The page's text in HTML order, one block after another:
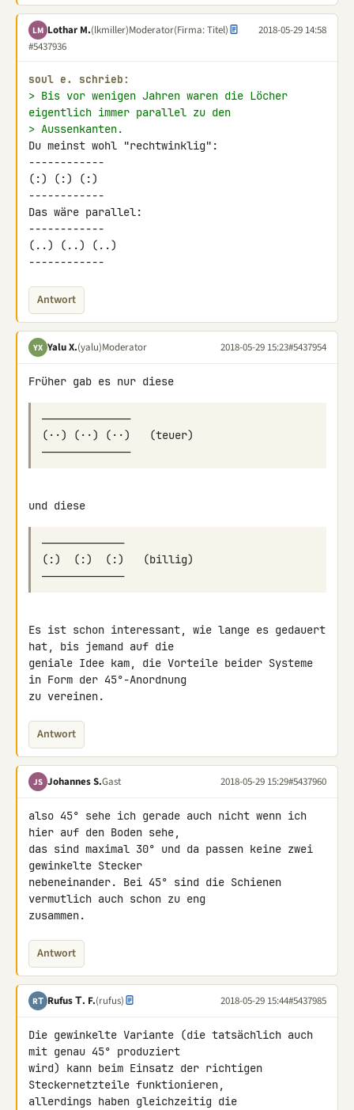
LM Lothar M.(lkmiller)Moderator(Firma: Titel)
2018-05-29 14:58
#5437936
soul e. schrieb:
> Bis vor wenigen Jahren waren die Löcher
eigentlich immer parallel zu den
> Aussenkanten.
Du meinst wohl "rechtwinklig":
------------
(:) (:) (:)
------------
Das wäre parallel:
------------
(..) (..) (..)
------------
Antwort
YX Yalu X.(yalu)Moderator 2018-05-29 15:23#5437954
Es ist schon interessant, wie lange es gedauert
hat, bis jemand auf die
geniale Idee kam, die Vorteile beider Systeme
in Form der 45°-Anordnung
zu vereinen.
Antwort
JS Johannes S.Gast 2018-05-29 15:29#5437960
also 45° sehe ich gerade auch nicht wenn ich
hier auf den Boden sehe,
das sind maximal 30° und da passen keine zwei
gewinkelte Stecker
nebeneinander. Bei 45° sind die Schienen
vermutlich auch schon zu eng
zusammen.
Antwort
RΤ Rufus Τ. F.(rufus) 2018-05-29 15:44#5437985
Die gewinkelte Variante (die tatsächlich auch
mit genau 45° produziert
wird) kann beim Einsatz der richtigen
Steckernetzteile funktionieren,
allerdings haben gleichzeitig die